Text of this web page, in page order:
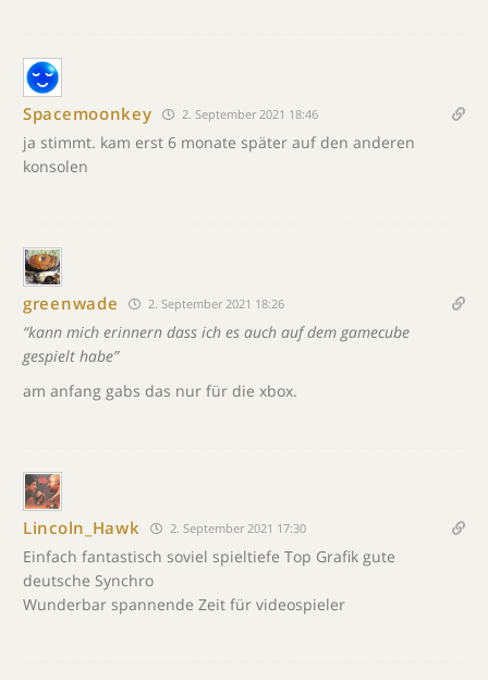
Spacemoonkey 2. September 2021 18:46
ja stimmt. kam erst 6 monate später auf den anderen
konsolen
greenwade 2. September 2021 18:26
“kann mich erinnern dass ich es auch auf dem gamecube
gespielt habe”
am anfang gabs das nur für die xbox.
Lincoln_Hawk 2. September 2021 17:30
Einfach fantastisch soviel spieltiefe Top Grafik gute
deutsche Synchro
Wunderbar spannende Zeit für videospieler